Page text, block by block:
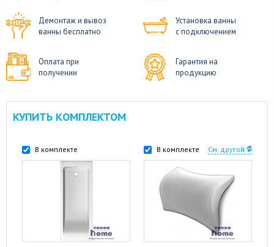
Демонтаж и вывоз
ванны бесплатно
Установка ванны
с подключением
Оплата при
получении
Гарантия на
продукцию
КУПИТЬ КОМПЛЕКТОМ
В комплекте В комплекте См. другой